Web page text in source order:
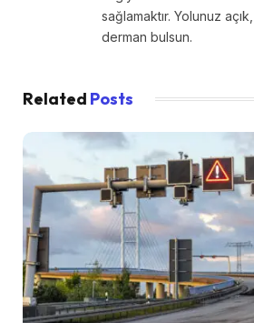
sağlamaktır. Yolunuz
derman bulsun.
Related Posts